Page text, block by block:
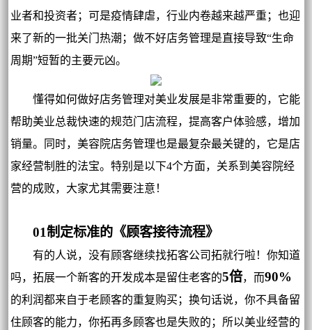
业者和投资者；可是疫情肆虐，行业内卷越来越严重；也迎
来了新的一批关门热潮；做不好店务管理是直接导致“生命
周期”短暂的主要元凶。
懂得如何做好店务管理对美业发展是非常重要的，它能
帮助美业总裁快速的规范门店流程，提高客户体验感，增加
销量。同时，美容院店务管理也是最复杂最关键的，它是店
家经营制胜的法宝。特别是以下4个方面，关系到美容院经
营的成败，大家尤其需要注意！
01制定标准的《顾客接待流程》
有的人说，没有顾客继续找拓客公司拓就行啦！你知道
吗，拓展一个新客的开发成本是留住老客的5倍，而90%
的利润都来自于老顾客的重复购买；换句话说，你不具备留
住顾客的能力，你拓再多顾客也是失败的；所以美业经营的